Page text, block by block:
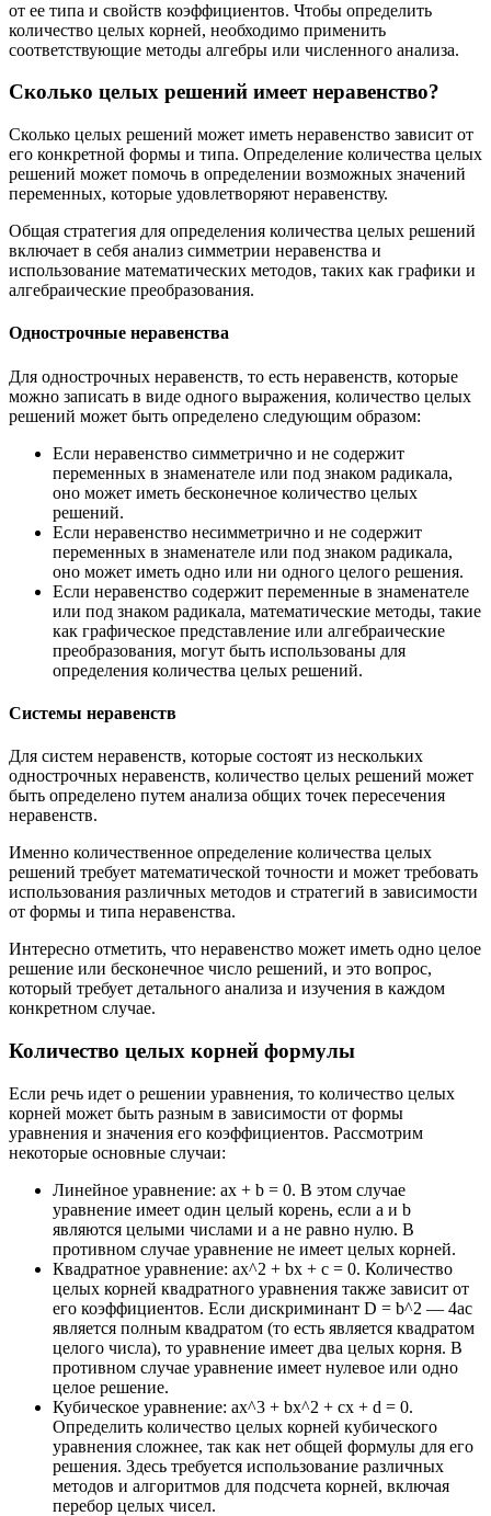
от ее типа и свойств коэффициентов. Чтобы определить
количество целых корней, необходимо применить
соответствующие методы алгебры или численного анализа.
Сколько целых решений имеет неравенство?
​Сколько целых решений может иметь неравенство зависит от
его конкретной формы и типа. Определение количества целых
решений может помочь в определении возможных значений
переменных, которые удовлетворяют неравенству.
Общая стратегия для определения количества целых решений
включает в себя анализ симметрии неравенства и
использование математических методов, таких как графики и
алгебраические преобразования.
Однострочные неравенства
Для однострочных неравенств, то есть неравенств, которые
можно записать в виде одного выражения, количество целых
решений может быть определено следующим образом:
Если неравенство симметрично и не содержит
переменных в знаменателе или под знаком радикала,
оно может иметь бесконечное количество целых
решений.
Если неравенство несимметрично и не содержит
переменных в знаменателе или под знаком радикала,
оно может иметь одно или ни одного целого решения.
Если неравенство содержит переменные в знаменателе
или под знаком радикала, математические методы, такие
как графическое представление или алгебраические
преобразования, могут быть использованы для
определения количества целых решений.
Системы неравенств
Для систем неравенств, которые состоят из нескольких
однострочных неравенств, количество целых решений может
быть определено путем анализа общих точек пересечения
неравенств.
Именно количественное определение количества целых
решений требует математической точности и может требовать
использования различных методов и стратегий в зависимости
от формы и типа неравенства.
Интересно отметить, что неравенство может иметь одно целое
решение или бесконечное число решений, и это вопрос,
который требует детального анализа и изучения в каждом
конкретном случае.
Количество целых корней формулы
Если речь идет о решении уравнения, то количество целых
корней может быть разным в зависимости от формы
уравнения и значения его коэффициентов. Рассмотрим
некоторые основные случаи:
Линейное уравнение: ax + b = 0. В этом случае
уравнение имеет один целый корень, если a и b
являются целыми числами и a не равно нулю. В
противном случае уравнение не имеет целых корней.
Квадратное уравнение: ax^2 + bx + c = 0. Количество
целых корней квадратного уравнения также зависит от
его коэффициентов. Если дискриминант D = b^2 — 4ac
является полным квадратом (то есть является квадратом
целого числа), то уравнение имеет два целых корня. В
противном случае уравнение имеет нулевое или одно
целое решение.
Кубическое уравнение: ax^3 + bx^2 + cx + d = 0.
Определить количество целых корней кубического
уравнения сложнее, так как нет общей формулы для его
решения. Здесь требуется использование различных
методов и алгоритмов для подсчета корней, включая
перебор целых чисел.